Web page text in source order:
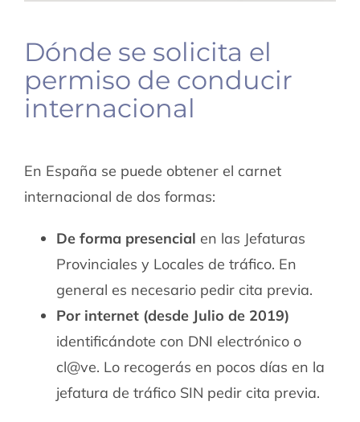
Dónde se solicita el
permiso de conducir
internacional
En España se puede obtener el carnet
internacional de dos formas:
De forma presencial en las Jefaturas
Provinciales y Locales de tráfico. En
general es necesario pedir cita previa.
Por internet (desde Julio de 2019)
identificándote con DNI electrónico o
cl@ve. Lo recogerás en pocos días en la
jefatura de tráfico SIN pedir cita previa.